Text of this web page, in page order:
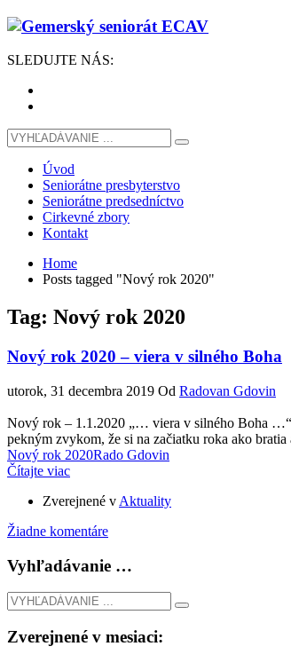
SLEDUJTE NÁS:
Úvod
Seniorátne presbyterstvo
Seniorátne predsedníctvo
Cirkevné zbory
Kontakt
Home
Posts tagged "Nový rok 2020"
Tag: Nový rok 2020
Nový rok 2020 – viera v silného Boha
utorok, 31 decembra 2019 Od Radovan Gdovin
Nový rok – 1.1.2020 „… viera v silného Boha …“
pekným zvykom, že si na začiatku roka ako
Nový rok 2020Rado Gdovin
Čítajte viac
Zverejnené v Aktuality
Žiadne komentáre
Vyhľadávanie …
Zverejnené v mesiaci: